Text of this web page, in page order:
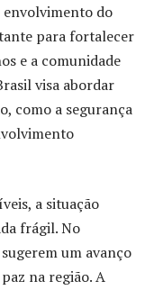
envolvimento do
para fortalecer
e a comunidade
visa abordar
como a segurança
a situação
frágil. No
um avanço
na região. A